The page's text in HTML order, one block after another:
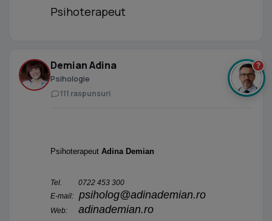
Psihoterapeut
Demian Adina
Psihologie
111 raspunsuri
Psihoterapeut Adina Demian
Tel. 0722 453 300
E-mail: psiholog@adinademian.ro
Web: adinademian.ro
?